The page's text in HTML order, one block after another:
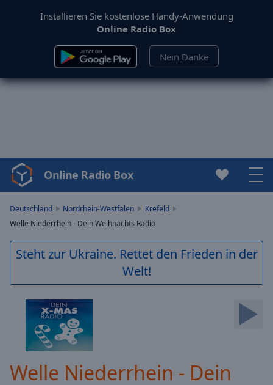
Installieren Sie kostenlose Handy-Anwendung
Online Radio Box
Nein Danke
Video
Player
loading.
Video
Play
Backward
Current
0:00
Duration
-:-
Online Radio Box
Deutschland Nordrhein-Westfalen
Krefeld
Welle Niederrhein - Dein Weihnachts Radio
Steht zur Ukraine. Rettet den Frieden in der
Welt!
Welle Niederrhein - Dein